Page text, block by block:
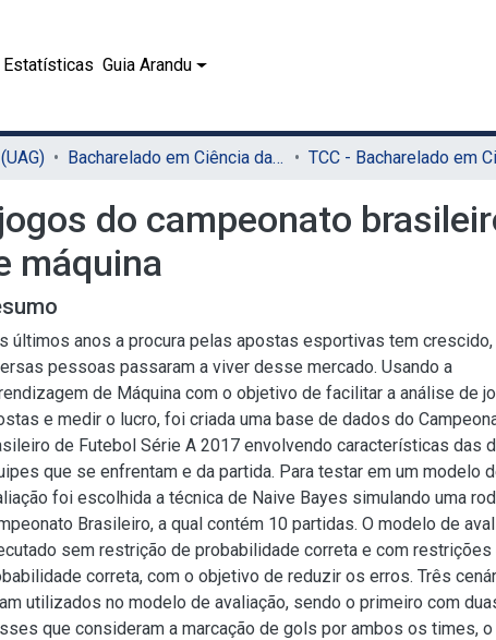
Estatísticas Guia Arandu
Bacharelado em Ciência da Computação (UAG)
do campeonato
máquina
últimos anos a procura pelas apostas esportivas tem crescido,
pessoas passaram a viver desse mercado. Usando a
de Máquina com o objetivo de facilitar a análise de
e medir o lucro, foi criada uma base de dados do
de Futebol Série A 2017 envolvendo características das
que se enfrentam e da partida. Para testar em um modelo
foi escolhida a técnica de Naive Bayes simulando uma
Brasileiro, a qual contém 10 partidas. O modelo de
sem restrição de probabilidade correta e com restrições
correta, com o objetivo de reduzir os erros. Três
utilizados no modelo de avaliação, sendo o primeiro com
que consideram a marcação de gols por ambos os times,